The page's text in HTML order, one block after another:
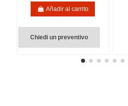
Añadir al carrito
Chiedi un preventivo